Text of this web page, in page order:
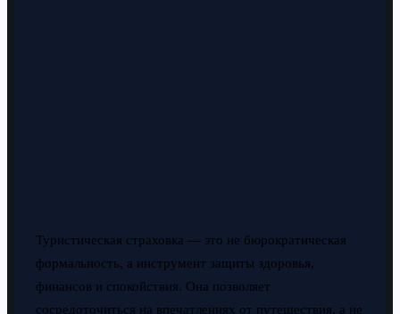
Туристическая страховка — это не бюрократическая
формальность, а инструмент защиты здоровья,
финансов и спокойствия. Она позволяет
сосредоточиться на впечатлениях от путешествия, а не